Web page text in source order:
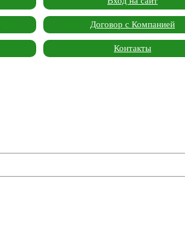
Договор с Компанией
Контакты